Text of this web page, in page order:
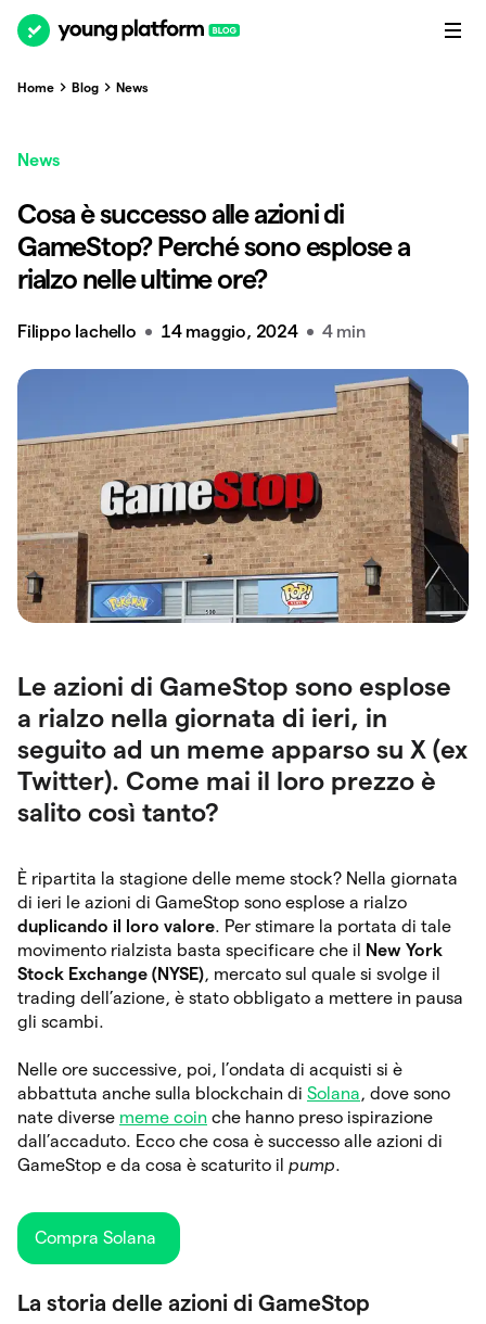
Home Blog News
News
Cosa è successo alle azioni di
GameStop? Perché sono esplose a
rialzo nelle ultime ore?
Filippo Iachello 14 maggio, 2024 4 min
Le azioni di GameStop sono esplose
a rialzo nella giornata di ieri, in
seguito ad un meme apparso su X (ex
Twitter). Come mai il loro prezzo è
salito così tanto?
È ripartita la stagione delle meme stock? Nella giornata
di ieri le azioni di GameStop sono esplose a rialzo
duplicando il loro valore. Per stimare la portata di tale
movimento rialzista basta specificare che il
New York
Stock Exchange (NYSE), mercato sul quale si svolge il
trading dell’azione, è stato obbligato a mettere in pausa
gli scambi.
Nelle ore successive, poi, l’ondata di acquisti si è
abbattuta anche sulla blockchain di Solana, dove sono
nate diverse meme coin che hanno preso ispirazione
dall’accaduto. Ecco che cosa è successo alle azioni di
GameStop e da cosa è scaturito il pump.
Compra Solana
La storia delle azioni di GameStop